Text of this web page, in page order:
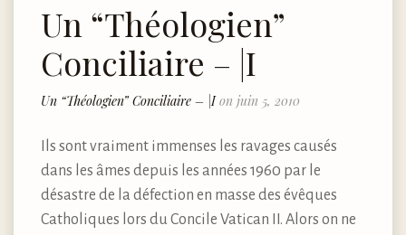
Un “Théologien”
Conciliaire – |I
Un “Théologien” Conciliaire – |Ion juin 5, 2010
Ils sont vraiment immenses les ravages causés
dans les âmes depuis les années 1960 par le
désastre de la défection en masse des évêques
Catholiques lors du Concile Vatican II. Alors on ne